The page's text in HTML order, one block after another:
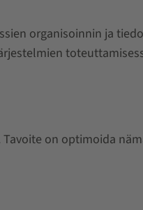
organisoinnin ja
on optimoida